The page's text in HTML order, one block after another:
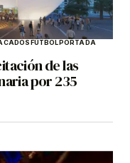
FÚTBOLPORTADA
de las
por 235